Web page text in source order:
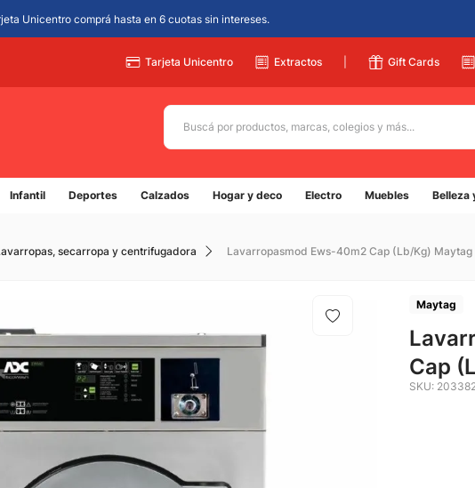
Unicentro comprá hasta en 6 cuotas sin intereses.
Tarjeta Unicentro Extractos Gift Cards
Buscá por productos, marcas, colegios y
Infantil Deportes Calzados Hogar y deco Electro Muebles Belleza
secarropa y centrifugadora Lavarropasmod Ews-40m2 Cap (Lb/Kg) Maytag
Maytag
Cap
SKU:
Términos más buscados
5. botin